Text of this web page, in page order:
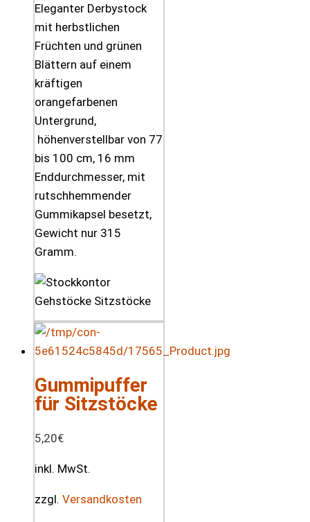
Eleganter Derbystock
mit herbstlichen
Früchten und grünen
Blättern auf einem
kräftigen
orangefarbenen
Untergrund,
höhenverstellbar von 77
bis 100 cm, 16 mm
Enddurchmesser, mit
rutschhemmender
Gummikapsel besetzt,
Gewicht nur 315
Gramm.
Gummipuffer
für Sitzstöcke
5,20€
inkl. MwSt.
zzgl. Versandkosten